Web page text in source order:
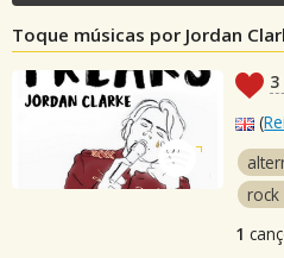
Toque músicas por Jordan
3
(
rock
1